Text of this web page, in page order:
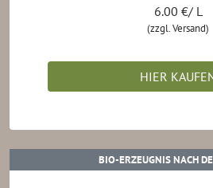
6.00 €/ L
(zzgl. Versand)
HIER
BIO-ERZEUGNIS NACH